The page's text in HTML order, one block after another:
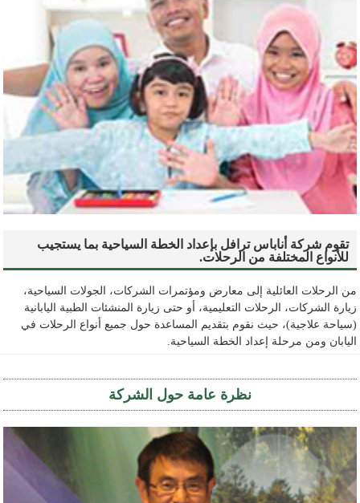
تقوم شركة أناباس ترافل بإعداد الخطة السياحية بما يستجيب
للأنواع المختلفة من الرحلات.
من الرحلات العائلية إلى معارض ومؤتمرات الشركات، الجولات السياحية،
زيارة الشركات، الرحلات التعليمية، أو حتى زيارة المنشئات الطبية اليابانية
(سياحة علاجية)، حيث نقوم بتقديم المساعدة حول جميع أنواع الرحلات في
اليابان ومن مرحلة إعداد الخطة السياحية.
نظرة عامة حول الشركة